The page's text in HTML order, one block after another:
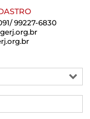
99227-6830